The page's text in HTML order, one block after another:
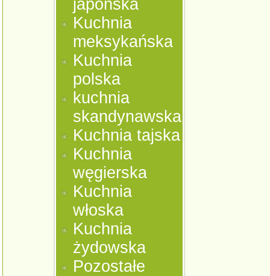
japońska
Kuchnia
meksykańska
Kuchnia
polska
kuchnia
skandynawska
Kuchnia tajska
Kuchnia
węgierska
Kuchnia
włoska
Kuchnia
żydowska
Pozostałe